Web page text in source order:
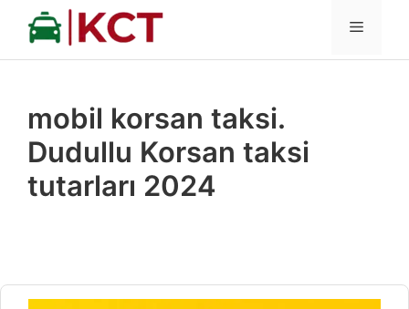
İçeriğe
MENÜ
mobil korsan taksi.
Dudullu Korsan taksi
tutarları 2024